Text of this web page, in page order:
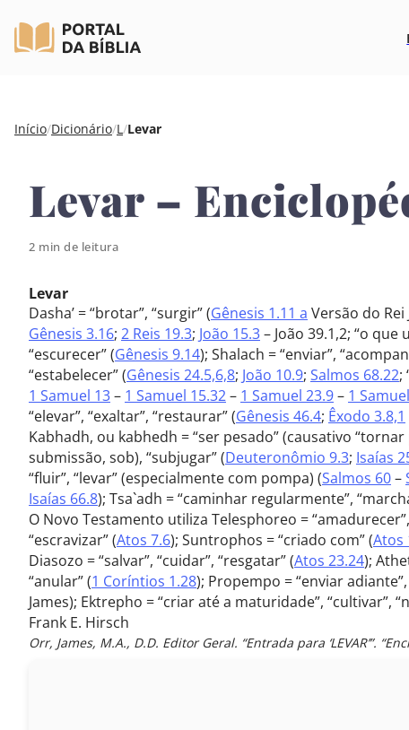
Pular
conteúdo
Início/Dicionário/L/Levar
Levar –
2 min de leitura
Levar
Dasha’ = “brotar”, “surgir” (Gênesis 1.11 a Versão do Rei
Gênesis 3.16; 2 Reis 19.3; João 15.3– João 39.1,2; “o
“escurecer” (Gênesis 9.14); Shalach = “enviar”,
“estabelecer” (Gênesis 24.5,6,8; João 10.9; Salmos 68.22;
1 Samuel 13– 1 Samuel 15.32– 1 Samuel 23.9– 1
“elevar”, “exaltar”, “restaurar” (Gênesis 46.4; Êxodo 3.8,1
Kabhadh, ou kabhedh = “ser pesado” (causativo “tornar
submissão, sob), “subjugar” (Deuteronômio 9.3; Isaías
“fluir”, “levar” (especialmente com pompa) (Salmos 60–
Isaías 66.8); Tsa`adh = “caminhar regularmente”,
O Novo Testamento utiliza Telesphoreo =
“escravizar” (Atos 7.6); Suntrophos = “criado com” (Atos
Diasozo = “salvar”, “cuidar”, “resgatar” (Atos 23.24);
“anular” (1 Coríntios 1.28); Propempo = “enviar
James); Ektrepho = “criar até a maturidade”, “cultivar”,
Frank E. Hirsch
Orr, James, M.A., D.D. Editor Geral. “Entrada para ‘LEVAR’”.